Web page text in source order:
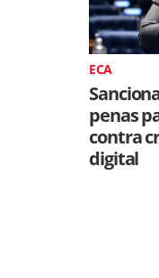
ECA
penas
contra
digital